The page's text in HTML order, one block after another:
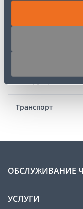
Описание
Транспорт
ОБСЛУЖИВАНИЕ
УСЛУГИ